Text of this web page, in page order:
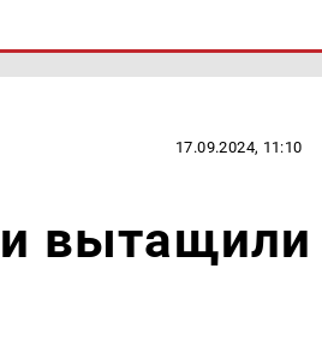
17.09.2024, 11:10
вытащили